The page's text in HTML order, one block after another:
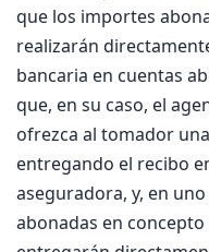
que los importes
realizarán
bancaria en cuentas
que, en su caso, el
ofrezca al tomador
entregando el recibo
aseguradora, y, en
abonadas en